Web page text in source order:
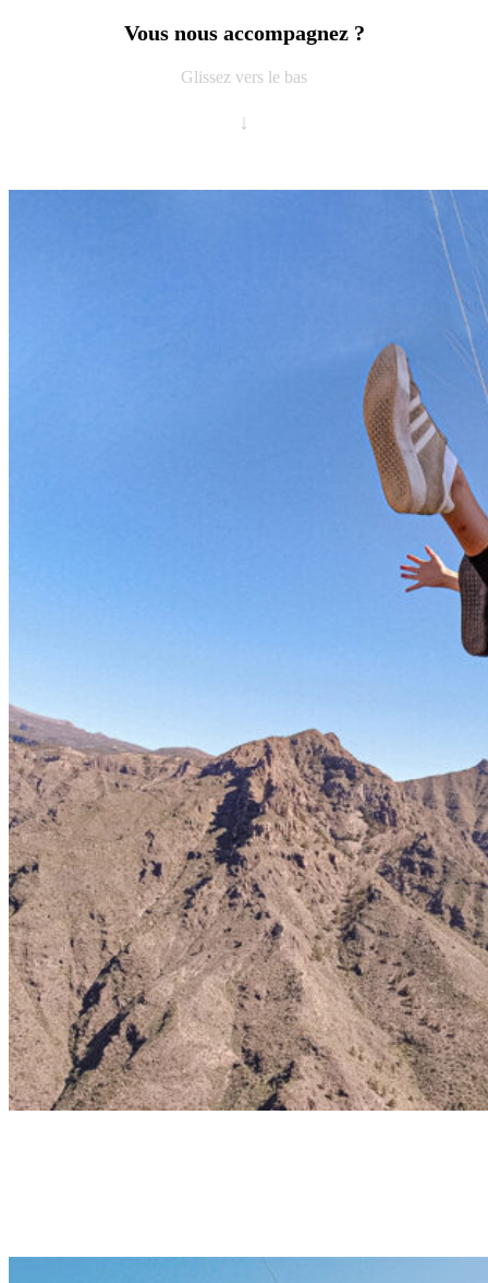
Vous nous accompagnez ?
Glissez vers le bas
↓